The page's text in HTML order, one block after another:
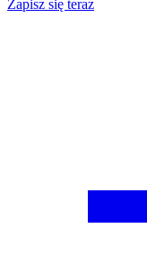
Zapisz się teraz